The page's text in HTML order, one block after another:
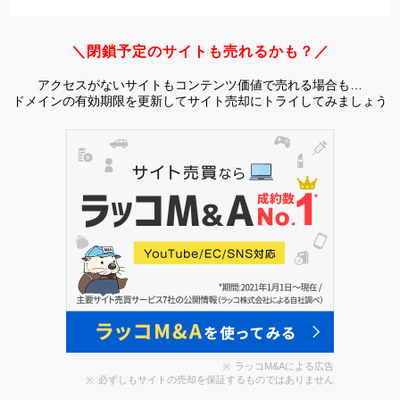
＼閉鎖予定のサイトも売れるかも？／
アクセスがないサイトもコンテンツ価値で売れる場合も…
ドメインの有効期限を更新してサイト売却にトライしてみましょう
ラッコM&Aによる広告
必ずしもサイトの売却を保証するものではありません